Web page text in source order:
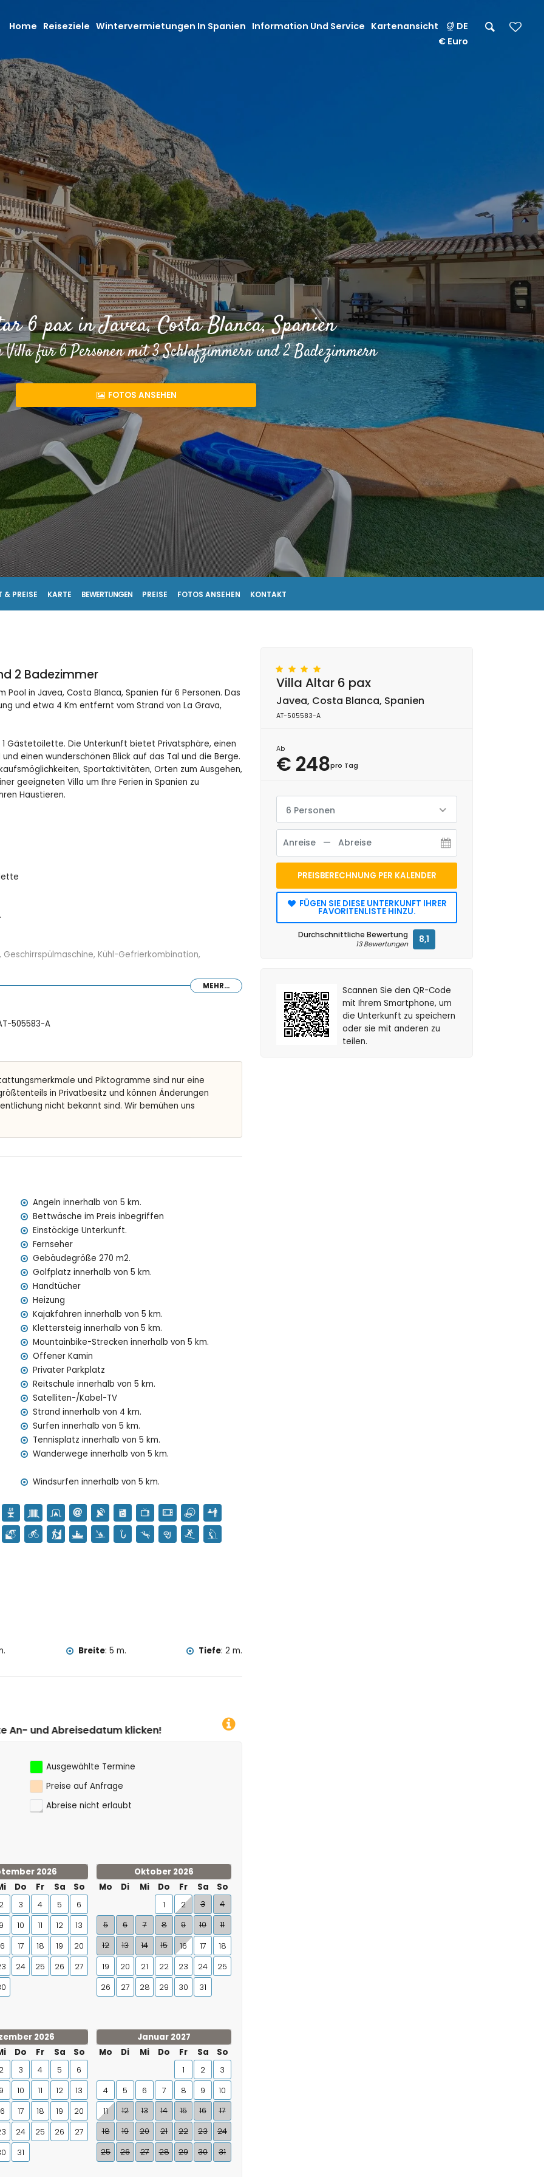
6 pax in Javea, Costa Blanca, Spanien
für 6 Personen mit 3 Schlafzimmern und 2 Badezimmern
FOTOS ANSEHEN
& PREISE KARTE BEWERTUNGEN PREISE FOTOS ANSEHEN KONTAKT
2 Badezimmer
in Javea, Costa Blanca, Spanien für 6 Personen. Das
und etwa 4 Km entfernt vom Strand von La Grava,
Gästetoilette. Die Unterkunft bietet Privatsphäre, einen
einen wunderschönen Blick auf das Tal und die Berge.
Sportaktivitäten, Orten zum Ausgehen,
geeigneten Villa um Ihre Ferien in Spanien zu
Haustieren.
Kühl-Gefrierkombination,
Tiefe
mit Sonnenliegen
der Villa entfernt)
(innerhalb von 4 Kilometern der Villa entfernt)
4 Kilometern der Villa entfernt)
2 Kilometern der Villa entfernt)
der Villa entfernt)
Kilometern der Villa entfernt)
Kindern
und Dienstleistungen
Unterstützung
in Javea, Costa Blanca
(innerhalb von 5 Kilometern vom Haus entfernt)
Blanca
de Loreto, Puerto, Javea), Ruine (Molinos de Viento,
Gebäude (Pueblo de Javea, Javea),
von 5 Kilometern von der Unterkunft entfernt)
10 Kilometern von der Unterkunft entfernt)
Mountainbiking, Radfahren, Klettern, Kanusport,
entfernt)
MEHR...
505583-A
und Piktogramme sind nur eine
in Privatbesitz und können Änderungen
nicht bekannt sind. Wir bemühen uns
Angeln innerhalb von 5 km.
Bettwäsche im Preis inbegriffen
Einstöckige Unterkunft.
Fernseher
Gebäudegröße 270 m2.
Golfplatz innerhalb von 5 km.
Handtücher
Heizung
Kajakfahren innerhalb von 5 km.
Klettersteig innerhalb von 5 km.
Mountainbike-Strecken innerhalb von 5 km.
Offener Kamin
Privater Parkplatz
Reitschule innerhalb von 5 km.
Satelliten-/Kabel-TV
Strand innerhalb von 4 km.
Surfen innerhalb von 5 km.
Tennisplatz innerhalb von 5 km.
Wanderwege innerhalb von 5 km.
Windsurfen innerhalb von 5 km.
Breite: 5 m. Tiefe: 2 m.
Ausgewählte Termine
Preise auf Anfrage
Abreise nicht erlaubt
2026
Do Fr Sa So
2 3 4 5
6
9 10 11 12
13
17 18 19
20
24 25 26
27
Oktober 2026
Mo
Di Mi Do Fr Sa So
1 2 3
4
5
6 7 8 9 10
11
12
13 14 15 16 17
18
19
20 21 22 23 24
25
26
27 28 29 30 31
2026
Do Fr Sa So
2 3 4 5
6
9 10 11 12
13
17 18 19
20
24 25 26
27
31
Januar 2027
Mo
Di Mi Do Fr Sa So
1 2
3
4
5 6 7 8 9
10
11
12 13 14 15 16
17
18
19 20 21 22 23
24
25
26 27 28 29 30 31
Villa Altar 6 pax
Javea, Costa Blanca, Spanien
AT-505583-A
Ab
€ 248pro Tag
6 Personen
PREISBERECHNUNG PER KALENDER
FÜGEN SIE DIESE UNTERKUNFT IHRER
FAVORITENLISTE HINZU.
Durchschnittliche Bewertung
13 Bewertungen 8,1
Scannen Sie den QR-Code
mit Ihrem Smartphone, um
die Unterkunft zu speichern
oder sie mit anderen zu
teilen.
Home Reiseziele Wintervermietungen In Spanien Information Und Service Kartenansicht
DE
€ Euro